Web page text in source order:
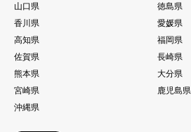
山口県
徳島県
香川県
愛媛県
高知県
福岡県
佐賀県
長崎県
熊本県
大分県
宮崎県
鹿児島県
沖縄県